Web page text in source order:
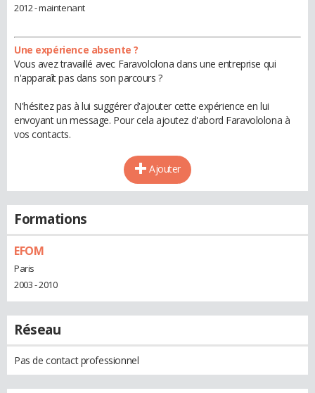
2012 - maintenant
Une expérience absente ?
Vous avez travaillé avec Faravololona dans une entreprise qui
n'apparaît pas dans son parcours ?
N'hésitez pas à lui suggérer d'ajouter cette expérience en lui
envoyant un message. Pour cela ajoutez d'abord Faravololona à
vos contacts.
Ajouter
Formations
EFOM
Paris
2003 - 2010
Réseau
Pas de contact professionnel